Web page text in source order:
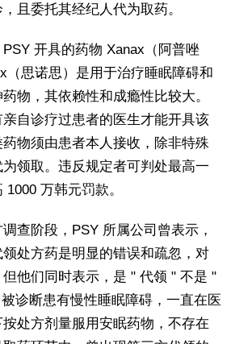
且委托其经纪人代为取药。
开具的药物 Xanax（阿普唑
（思诺思）是用于治疗睡眠障碍和
物，其依赖性和成瘾性比较大。
亲自诊疗过患者的医生才能开具该
物须由患者本人接收，除非特殊
领取。违反规定者可判处最高一
万韩元罚款。
查阶段，PSY 所属公司曾表示，
处方药是明显的错误和疏忽，对
他们同时表示，是 " 代领 " 不是 "
诊断患有慢性睡眠障碍，一直在医
处方剂量服用安眠药物，不存在